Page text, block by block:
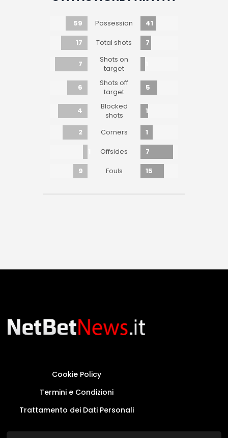
59 Possession
41
17
Total shots 7
7
Shots on
target
6
Shots off
target
5
4
Blocked
shots
1
2 Corners
1
Offsides
7
9
Fouls 15
Cookie Policy
Termini e Condizioni
Trattamento dei Dati Personali